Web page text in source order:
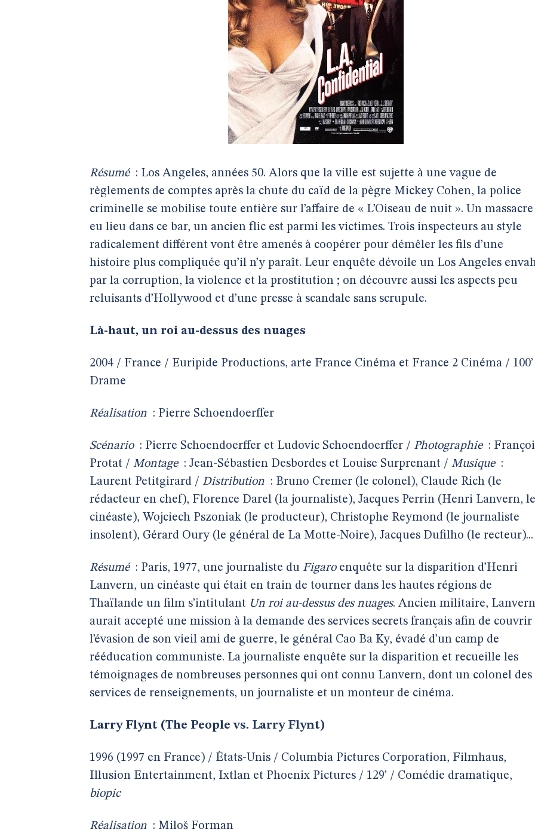
Résumé : Los Angeles, années 50. Alors que la ville est sujette à une vague de
règlements de comptes après la chute du caïd de la pègre Mickey Cohen, la police
criminelle se mobilise toute entière sur l’affaire de « L’Oiseau de nuit ». Un massacre
eu lieu dans ce bar, un ancien flic est parmi les victimes. Trois inspecteurs au style
radicalement différent vont être amenés à coopérer pour démêler les fils d’une
histoire plus compliquée qu’il n’y paraît. Leur enquête dévoile un Los Angeles
par la corruption, la violence et la prostitution ; on découvre aussi les aspects peu
reluisants d’Hollywood et d’une presse à scandale sans scrupule.
Là-haut, un roi au-dessus des nuages
2004 / France / Euripide Productions, arte France Cinéma et France 2 Cinéma /
Drame
Réalisation : Pierre Schoendoerffer
Scénario : Pierre Schoendoerffer et Ludovic Schoendoerffer / Photographie :
Protat / Montage : Jean-Sébastien Desbordes et Louise Surprenant / Musique :
Laurent Petitgirard / Distribution : Bruno Cremer (le colonel), Claude Rich (le
rédacteur en chef), Florence Darel (la journaliste), Jacques Perrin (Henri Lanvern, le
cinéaste), Wojciech Pszoniak (le producteur), Christophe Reymond (le journaliste
insolent), Gérard Oury (le général de La Motte-Noire), Jacques Dufilho (le recteur)...
Résumé : Paris, 1977, une journaliste du Figaroenquête sur la disparition d’Henri
Lanvern, un cinéaste qui était en train de tourner dans les hautes régions de
Thaïlande un film s’intitulant Un roi au-dessus des nuages. Ancien militaire, Lanvern
aurait accepté une mission à la demande des services secrets français afin de couvrir
l’évasion de son vieil ami de guerre, le général Cao Ba Ky, évadé d’un camp de
rééducation communiste. La journaliste enquête sur la disparition et recueille les
témoignages de nombreuses personnes qui ont connu Lanvern, dont un colonel des
services de renseignements, un journaliste et un monteur de cinéma.
Larry Flynt (The People vs. Larry Flynt)
1996 (1997 en France) / États-Unis / Columbia Pictures Corporation, Filmhaus,
Illusion Entertainment, Ixtlan et Phoenix Pictures / 129’ / Comédie dramatique,
biopic
Réalisation : Miloš Forman